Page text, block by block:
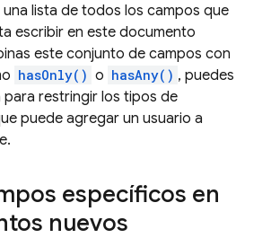
una lista de todos los campos que
escribir en este documento
este conjunto de campos con
hasOnly() o hasAny() , puedes
restringir los tipos de
puede agregar un usuario a
.
específicos en
nuevos